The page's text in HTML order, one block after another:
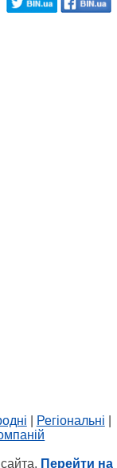
Регіональні
Перейти на